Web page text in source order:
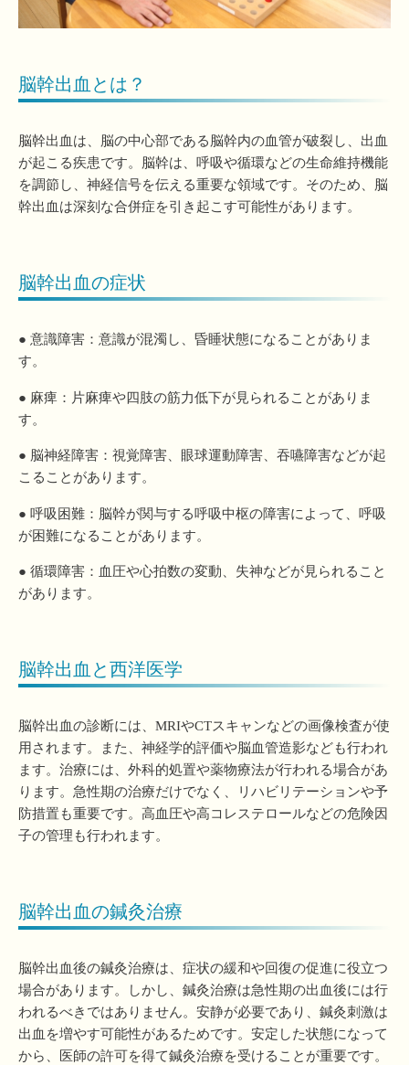
脳幹出血とは？
脳幹出血は、脳の中心部である脳幹内の血管が破裂し、出血
が起こる疾患です。脳幹は、呼吸や循環などの生命維持機能
を調節し、神経信号を伝える重要な領域です。そのため、脳
幹出血は深刻な合併症を引き起こす可能性があります。
脳幹出血の症状
● 意識障害：意識が混濁し、昏睡状態になることがありま
す。
● 麻痺：片麻痺や四肢の筋力低下が見られることがありま
す。
● 脳神経障害：視覚障害、眼球運動障害、吞嚥障害などが起
こることがあります。
● 呼吸困難：脳幹が関与する呼吸中枢の障害によって、呼吸
が困難になることがあります。
● 循環障害：血圧や心拍数の変動、失神などが見られること
があります。
脳幹出血と西洋医学
脳幹出血の診断には、MRIやCTスキャンなどの画像検査が使
用されます。また、神経学的評価や脳血管造影なども行われ
ます。治療には、外科的処置や薬物療法が行われる場合があ
ります。急性期の治療だけでなく、リハビリテーションや予
防措置も重要です。高血圧や高コレステロールなどの危険因
子の管理も行われます。
脳幹出血の鍼灸治療
脳幹出血後の鍼灸治療は、症状の緩和や回復の促進に役立つ
場合があります。しかし、鍼灸治療は急性期の出血後には行
われるべきではありません。安静が必要であり、鍼灸刺激は
出血を増やす可能性があるためです。安定した状態になって
から、医師の許可を得て鍼灸治療を受けることが重要です。